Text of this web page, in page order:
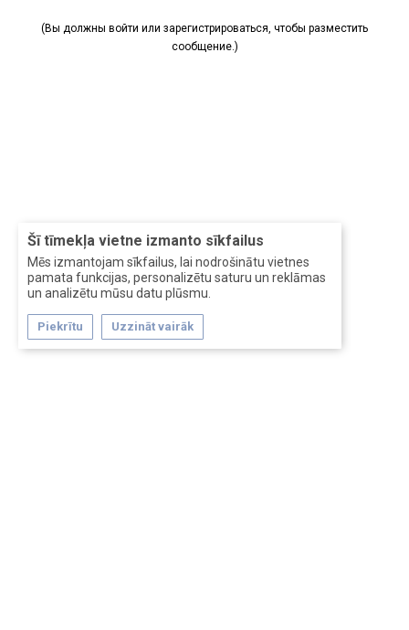
Šī tīmekļa vietne izmanto sīkfailus
Mēs izmantojam sīkfailus, lai nodrošinātu vietnes
pamata funkcijas, personalizētu saturu un reklāmas
un analizētu mūsu datu plūsmu.
Piekrītu Uzzināt vairāk
(Вы должны войти или зарегистрироваться, чтобы разместить
сообщение.)